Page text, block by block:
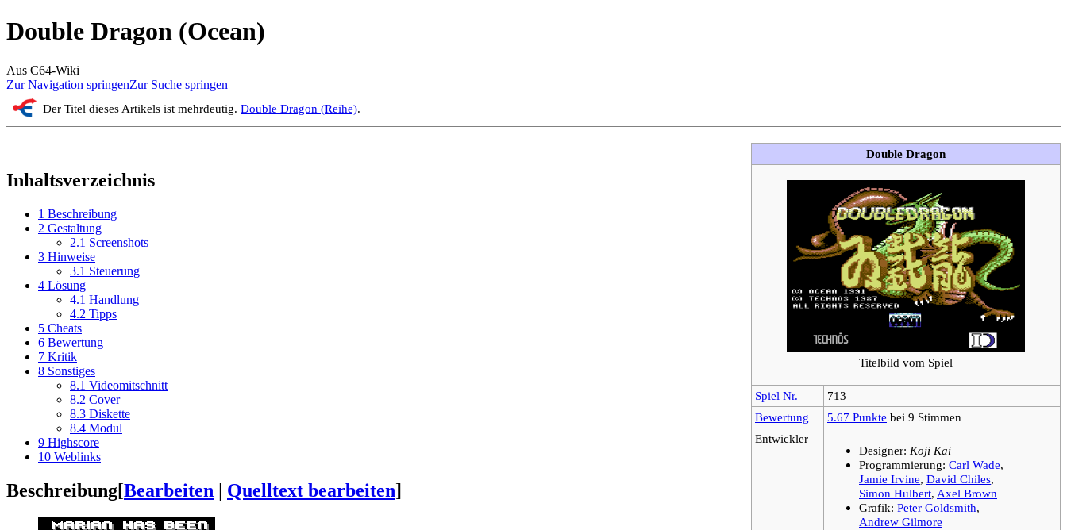
Double Dragon (Ocean)
Aus C64-Wiki
Zur Navigation springenZur Suche springen
Der Titel dieses Artikels ist mehrdeutig. Double Dragon (Reihe).
Double Dragon
Titelbild vom Spiel
Spiel Nr.
713
Bewertung
5.67 Punkte bei 9 Stimmen
Entwickler
Designer: Kōji Kai
Programmierung: Carl Wade,
Jamie Irvine, David Chiles,
Simon Hulbert, Axel Brown
Grafik: Peter Goldsmith,
Andrew Gilmore
Inhaltsverzeichnis
1 Beschreibung
2 Gestaltung
2.1 Screenshots
3 Hinweise
3.1 Steuerung
4 Lösung
4.1 Handlung
4.2 Tipps
5 Cheats
6 Bewertung
7 Kritik
8 Sonstiges
8.1 Videomitschnitt
8.2 Cover
8.3 Diskette
8.4 Modul
9 Highscore
10 Weblinks
Beschreibung[Bearbeiten | Quelltext bearbeiten]